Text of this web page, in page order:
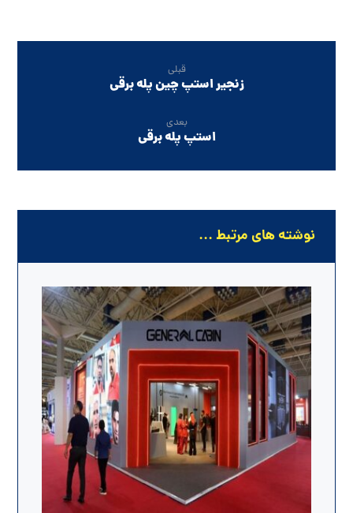
قبلی
زنجیر استپ چین پله برقی
بعدی
استپ پله برقی
نوشته های مرتبط ...